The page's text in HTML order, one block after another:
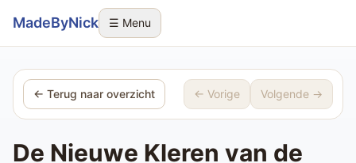
Sla navigatie over
MadeByNick ☰ Menu
← Terug naar overzicht ← Vorige Volgende →
De Nieuwe Kleren van de